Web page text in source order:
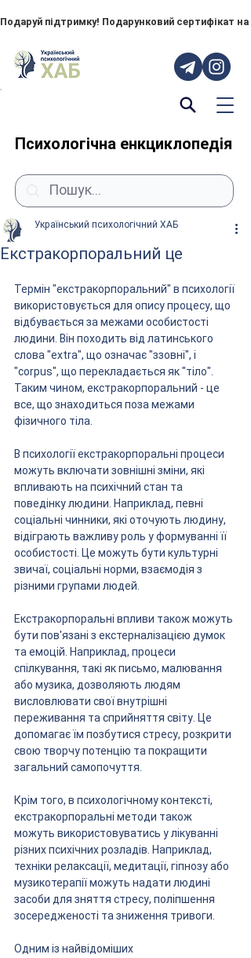
Подаруй підтримку! Подарунковий сертифікат
Психологічна енкциклопедія
Екстракорпоральний це
Український психологічний ХАБ
Термін "екстракорпоральний" в психології
використовується для опису процесу, що
відбувається за межами особистості
людини. Він походить від латинського
слова "extra", що означає "ззовні", і
"corpus", що перекладається як "тіло".
Таким чином, екстракорпоральний - це
все, що знаходиться поза межами
фізичного тіла.
В психології екстракорпоральні процеси
можуть включати зовнішні зміни, які
впливають на психічний стан та
поведінку людини. Наприклад, певні
соціальні чинники, які оточують людину,
відіграють важливу роль у формуванні її
особистості. Це можуть бути культурні
звичаї, соціальні норми, взаємодія з
різними групами людей.
Екстракорпоральні впливи також можуть
бути пов'язані з екстерналізацією думок
та емоцій. Наприклад, процеси
спілкування, такі як письмо, малювання
або музика, дозволяють людям
висловлювати свої внутрішні
переживання та сприйняття світу. Це
допомагає їм позбутися стресу, розкрити
свою творчу потенцію та покращити
загальний самопочуття.
Крім того, в психологічному контексті,
екстракорпоральні методи також
можуть використовуватись у лікуванні
різних психічних розладів. Наприклад,
техніки релаксації, медитації, гіпнозу або
музикотерапії можуть надати людині
засоби для зняття стресу, поліпшення
зосередженості та зниження тривоги.
Одним із найвідоміших